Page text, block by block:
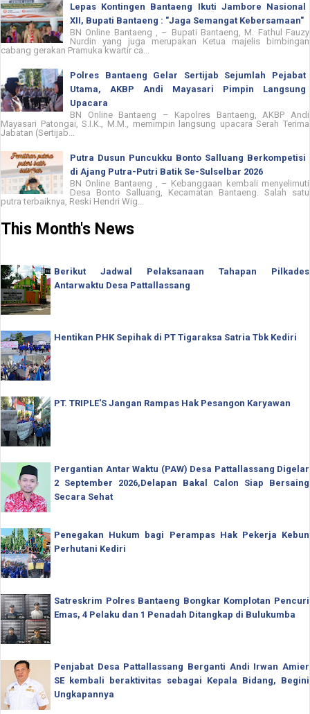
Lepas Kontingen Bantaeng Ikuti Jambore Nasional
XII, Bupati Bantaeng : "Jaga Semangat Kebersamaan"
BN Online Bantaeng , – Bupati Bantaeng, M. Fathul Fauzy
Nurdin yang juga merupakan Ketua majelis bimbingan
cabang gerakan Pramuka kwartir ca...
Polres Bantaeng Gelar Sertijab Sejumlah Pejabat
Utama, AKBP Andi Mayasari Pimpin Langsung
Upacara
BN Online Bantaeng – Kapolres Bantaeng, AKBP Andi
Mayasari Patongai, S.I.K., M.M., memimpin langsung upacara Serah Terima
Jabatan (Sertijab...
Putra Dusun Puncukku Bonto Salluang Berkompetisi
di Ajang Putra-Putri Batik Se-Sulselbar 2026
BN Online Bantaeng , – Kebanggaan kembali menyelimuti
Desa Bonto Salluang, Kecamatan Bantaeng. Salah satu
putra terbaiknya, Reski Hendri Wig...
This Month's News
Berikut Jadwal Pelaksanaan Tahapan Pilkades
Antarwaktu Desa Pattallassang
Hentikan PHK Sepihak di PT Tigaraksa Satria Tbk Kediri
PT. TRIPLE'S Jangan Rampas Hak Pesangon Karyawan
Pergantian Antar Waktu (PAW) Desa Pattallassang Digelar
2 September 2026,Delapan Bakal Calon Siap Bersaing
Secara Sehat
Penegakan Hukum bagi Perampas Hak Pekerja Kebun
Perhutani Kediri
Satreskrim Polres Bantaeng Bongkar Komplotan Pencuri
Emas, 4 Pelaku dan 1 Penadah Ditangkap di Bulukumba
Penjabat Desa Pattallassang Berganti Andi Irwan Amier
SE kembali beraktivitas sebagai Kepala Bidang, Begini
Ungkapannya